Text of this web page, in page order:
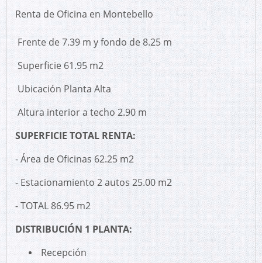
Renta de Oficina en Montebello
Frente de 7.39 m y fondo de 8.25 m
Superficie 61.95 m2
Ubicación Planta Alta
Altura interior a techo 2.90 m
SUPERFICIE TOTAL RENTA:
- Área de Oficinas 62.25 m2
- Estacionamiento 2 autos 25.00 m2
- TOTAL 86.95 m2
DISTRIBUCIÓN 1 PLANTA:
Recepción